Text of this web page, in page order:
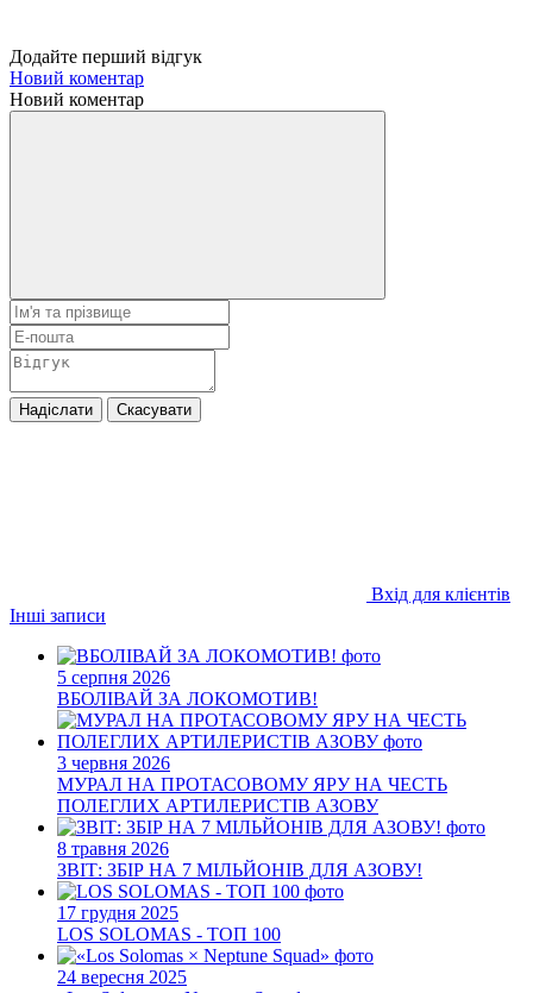
Додайте перший відгук
Новий коментар
Новий коментар
Надіслати Скасувати
Вхід для клієнтів
Інші записи
5 серпня 2026
ВБОЛІВАЙ ЗА ЛОКОМОТИВ!
3 червня 2026
МУРАЛ НА ПРОТАСОВОМУ ЯРУ НА ЧЕСТЬ
ПОЛЕГЛИХ АРТИЛЕРИСТІВ АЗОВУ
8 травня 2026
ЗВІТ: ЗБІР НА 7 МІЛЬЙОНІВ ДЛЯ АЗОВУ!
17 грудня 2025
LOS SOLOMAS - ТОП 100
24 вересня 2025